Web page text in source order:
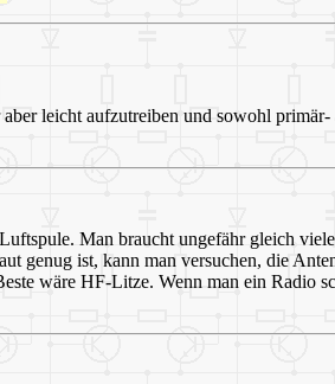
leicht aufzutreiben und sowohl primär-
Man braucht ungefähr gleich
genug ist, kann man versuchen, die
wäre HF-Litze. Wenn man ein Radio